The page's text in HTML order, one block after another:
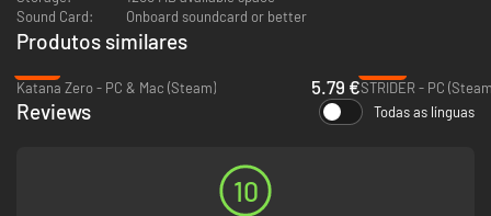
Sound Card:
Onboard soundcard or better
Produtos similares
Katana Zero - PC & Mac (Steam)
5.79 €STRIDER - PC
Reviews Todas as línguas
10